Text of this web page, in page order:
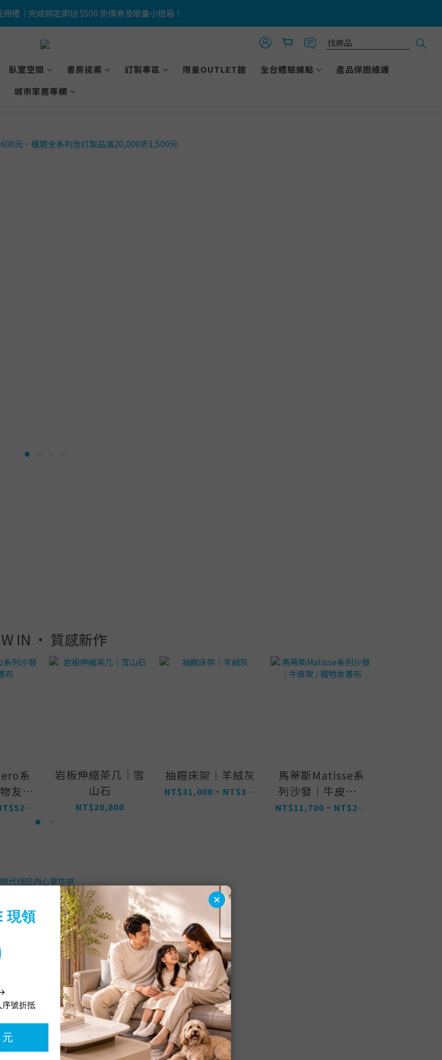
禮｜完成綁定即送 $500 折價券及限量小燈箱！
禮｜完成綁定即送 $500 折價券及限量小燈箱！
可享3期0利率，滿 $30,000 可享6期0利率
空氣污染的隱形元兇，貓狗比你更需要一個無毒的家
冊禮｜完成綁定即送 $500 折價券及限量小燈箱！
臥室空間 書房提案 訂製專區 限量OUTLET館 全台體驗據點
產品保固維護
城市家居專欄
IN · 質感新作
系
友善
NT$9,900 ~ NT$52,000
岩板伸縮茶几｜雪
山石
NT$20,800
抽屜床架｜羊絨灰
NT$31,000 ~ NT$39,000
馬蒂斯Matisse系
列沙發｜牛皮款 /
寵物友善布
NT$11,700 ~ NT$27,200